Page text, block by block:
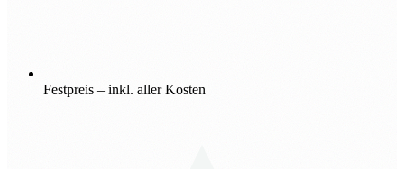
Festpreis – inkl. aller Kosten